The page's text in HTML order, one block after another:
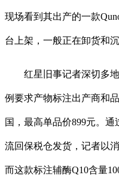
现场看到其出产的一款
台上架，一般正在卸货和
红星旧事记者深切多地
例要求产物标注出产商和
国，最高单品价899元。
流回保税仓发货，记者以
而这款标注辅酶Q10含量